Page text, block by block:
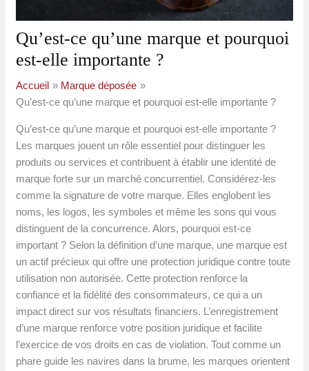
Qu’est-ce qu’une marque et pourquoi
est-elle importante ?
Accueil
Marque déposée
Qu’est-ce qu’une marque et pourquoi est-elle importante ?
Qu’est-ce qu’une marque et pourquoi est-elle importante ?
Les marques jouent un rôle essentiel pour distinguer les
produits ou services et contribuent à établir une identité de
marque forte sur un marché concurrentiel. Considérez-les
comme la signature de votre marque. Elles englobent les
noms, les logos, les symboles et même les sons qui vous
distinguent de la concurrence. Alors, pourquoi est-ce
important ? Selon la définition d’une marque, une marque est
un actif précieux qui offre une protection juridique contre toute
utilisation non autorisée. Cette protection renforce la
confiance et la fidélité des consommateurs, ce qui a un
impact direct sur vos résultats financiers. L’enregistrement
d’une marque renforce votre position juridique et facilite
l’exercice de vos droits en cas de violation. Tout comme un
phare guide les navires dans la brume, les marques orientent